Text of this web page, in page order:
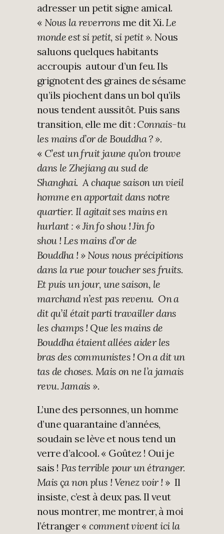
adresser un petit signe amical.
« Nous la reverronsme dit Xi. Le
monde est si petit, si petit ». Nous
saluons quelques habitants
accroupis autour d’un feu. Ils
grignotent des graines de sésame
qu’ils piochent dans un bol qu’ils
nous tendent aussitôt.Puis sans
transition, elle me dit : Connais-tu
les mains d’or de Bouddha ? ».
« C’est un fruit jaune qu’on trouve
dans le Zhejiang au sud de
Shanghai. A chaque saison un vieil
homme en apportait dans notre
quartier. Il agitait ses mains en
hurlant : « Jin fo shou !Jin fo
shou !Les mains d’or de
Bouddha ! » Nous nous précipitions
dans la rue pour toucher ses fruits.
Et puis un jour, une saison, le
marchand n’est pas revenu. On a
dit qu’il était parti travailler dans
les champs ! Que les mains de
Bouddha étaient allées aider les
bras des communistes ! On a dit un
tas de choses. Mais on ne l’a jamais
revu. Jamais ».
L’une des personnes, un homme
d’une quarantaine d’années,
soudain se lève et nous tend un
verre d’alcool. « Goûtez ! Oui je
sais ! Pas terrible pour un étranger.
Mais ça non plus ! Venez voir ! » Il
insiste, c’est à deux pas. Il veut
nous montrer, me montrer, à moi
l’étranger « comment vivent ici la